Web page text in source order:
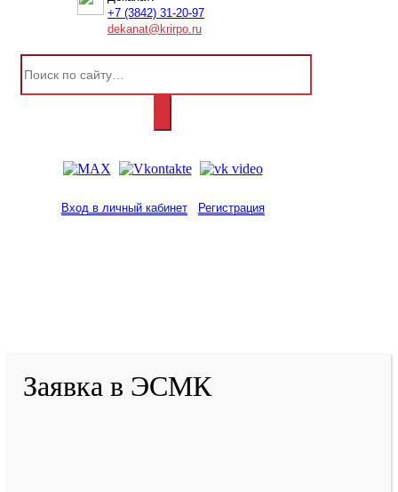
+7 (3842) 31-20-97
dekanat@krirpo.ru
Вход в личный кабинет Регистрация
Заявка в ЭСМК